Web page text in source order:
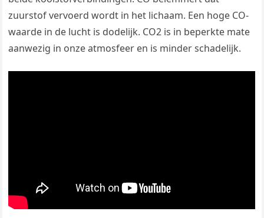
zuurstof vervoerd wordt in het lichaam. Een hoge CO-
waarde in de lucht is dodelijk. CO2 is in beperkte mate
aanwezig in onze atmosfeer en is minder schadelijk.